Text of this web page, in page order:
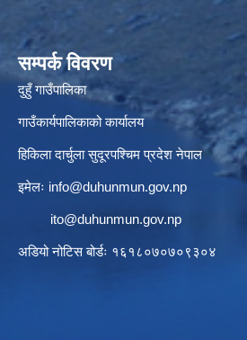
सम्पर्क विवरण
दुहुँ गाउँपालिका
गाउँकार्यपालिकाको कार्यालय
हिकिला दार्चुला सुदूरपश्चिम प्रदेश नेपाल
इमेलः info@duhunmun.gov.np
ito@duhunmun.gov.np
अडियो नोटिस बोर्डः १६१८०७०७०९३०४